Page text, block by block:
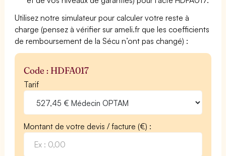
Utilisez notre simulateur pour calculer votre reste à
charge (pensez à vérifier sur ameli.fr que les coefficients
de remboursement de la Sécu n’ont pas changé) :
Code : HDFA017
Tarif
Montant de votre devis / facture (€) :